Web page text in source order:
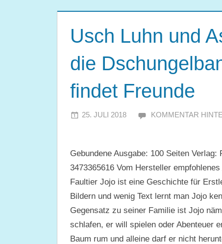
Usch Luhn und
die
findet Freunde
25. JULI 2018 JULIA
KOMMENTAR
Gebundene Ausgabe: 100 Seiten
3473365616 Vom Hersteller
Faultier Jojo ist eine Geschichte für
Bildern und wenig Text lernt man Jojo
Gegensatz zu seiner Familie ist Jojo
schlafen, er will spielen oder Abenteuer
Baum rum und alleine darf er nicht